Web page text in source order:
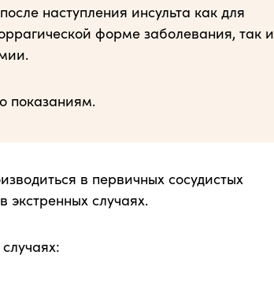
наступления инсульта как для
форме заболевания, так и
показаниям.
в первичных сосудистых
экстренных случаях.